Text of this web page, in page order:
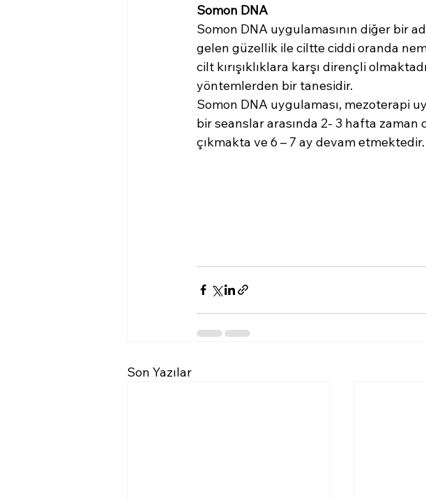
Somon DNA
Somon DNA uygulamasının diğer bir
gelen güzellik ile ciltte ciddi oranda
cilt kırışıklıklara karşı dirençli
yöntemlerden bir tanesidir.
Somon DNA uygulaması, mezoterapi
bir seanslar arasında 2- 3 hafta
çıkmakta ve 6 – 7 ay devam etmektedir.
Son Yazılar